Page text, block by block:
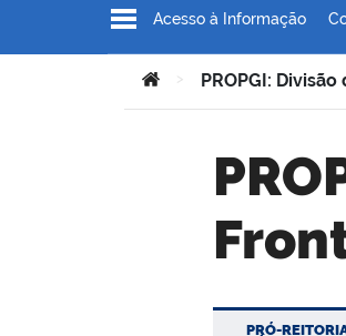
Acesso à Informação
Você está aqui:
> PROPGI:
PROPGI: Divisão de Idiomas sem
PRÓ-